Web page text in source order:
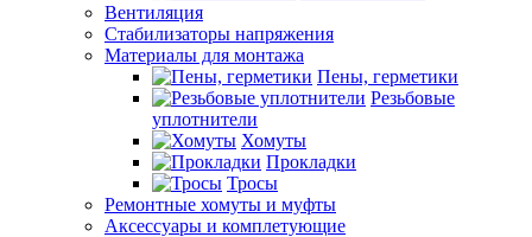
Вентиляция
Стабилизаторы напряжения
Материалы для монтажа
Пены, герметики
Резьбовые
уплотнители
Хомуты
Прокладки
Тросы
Ремонтные хомуты и муфты
Аксессуары и комплетующие